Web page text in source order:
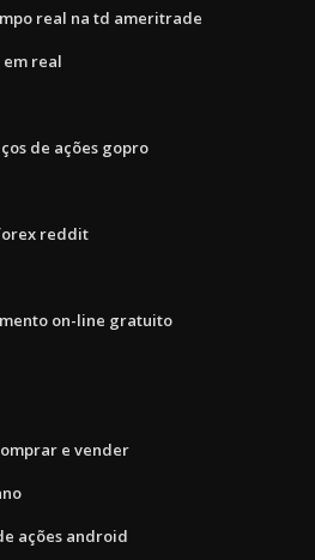
real na td ameritrade
real
de ações gopro
reddit
on-line gratuito
e vender
ações android